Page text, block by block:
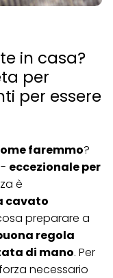
in casa?
per
per essere
faremmo?
eccezionale per
è
cavato
preparare a
regola
di mano. Per
necessario